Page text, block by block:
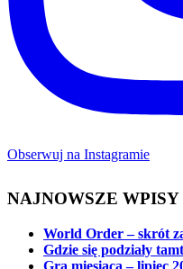
Obserwuj na Instagramie
NAJNOWSZE WPISY
World Order – skrót
Gdzie się podziały
Gra miesiąca – lipiec